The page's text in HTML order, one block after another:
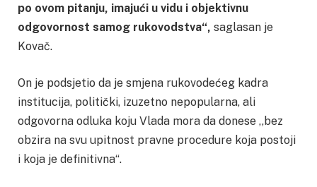
po ovom pitanju, imajući u vidu i objektivnu
odgovornost samog rukovodstva“, saglasan je
Kovač.
On je podsjetio da je smjena rukovodećeg kadra
institucija, politički, izuzetno nepopularna, ali
odgovorna odluka koju Vlada mora da donese ,,bez
obzira na svu upitnost pravne procedure koja postoji
i koja je definitivna“.